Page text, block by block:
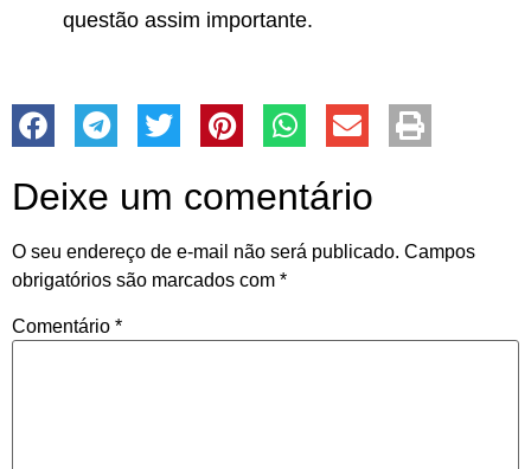
questão assim importante.
Deixe um comentário
O seu endereço de e-mail não será publicado. Campos
obrigatórios são marcados com *
Comentário *